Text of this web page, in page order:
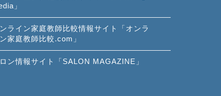
」
ライン家庭教師比較情報サイト「オンラ
家庭教師比較.com」
ン情報サイト「SALON MAGAZINE」